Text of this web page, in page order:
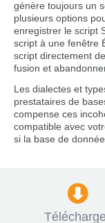
génère toujours un
plusieurs options
enregistrer le script
script à une fenêtre
script directement
fusion et
Les dialectes et
prestataires de
compense ces
compatible avec
si la base de